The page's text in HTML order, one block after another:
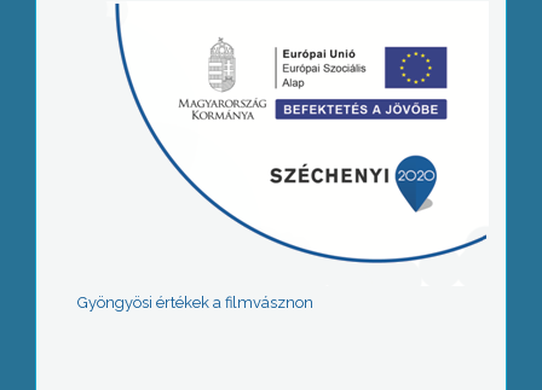
Gyöngyösi értékek a filmvásznon